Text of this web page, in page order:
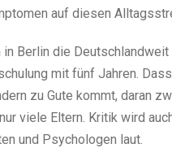
auf diesen
Berlin die Deutschlandweit
mit fünf Jahren.
zu Gute kommt, daran
viele Eltern. Kritik wird
und Psychologen laut.